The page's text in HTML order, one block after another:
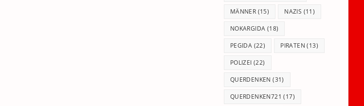
MÄNNER (15) NAZIS (11)
NOKARGIDA (18)
PEGIDA (22) PIRATEN (13)
POLIZEI (22)
QUERDENKEN (31)
QUERDENKEN721 (17)